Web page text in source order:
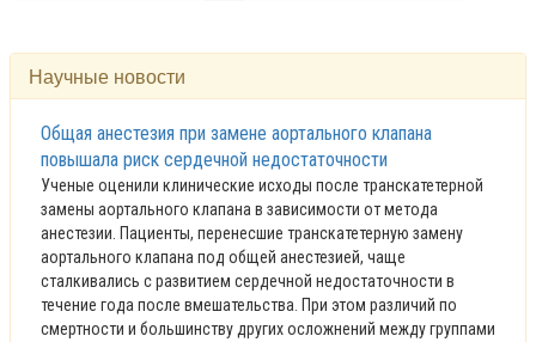
Научные новости
Общая анестезия при замене аортального клапана
повышала риск сердечной недостаточности
Ученые оценили клинические исходы после транскатетерной
замены аортального клапана в зависимости от метода
анестезии. Пациенты, перенесшие транскатетерную замену
аортального клапана под общей анестезией, чаще
сталкивались с развитием сердечной недостаточности в
течение года после вмешательства. При этом различий по
смертности и большинству других осложнений между группами